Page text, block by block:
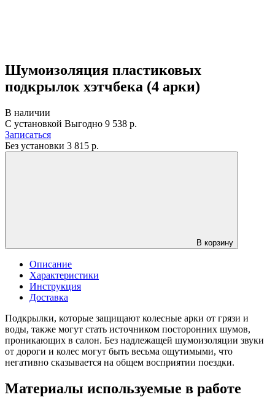
Шумоизоляция пластиковых
подкрылок хэтчбека (4 арки)
В наличии
С установкой Выгодно 9 538 р.
Записаться
Без установки 3 815 р.
В корзину
Описание
Характеристики
Инструкция
Доставка
Подкрылки, которые защищают колесные арки от грязи и
воды, также могут стать источником посторонних шумов,
проникающих в салон. Без надлежащей шумоизоляции звуки
от дороги и колес могут быть весьма ощутимыми, что
негативно сказывается на общем восприятии поездки.
Материалы используемые в работе